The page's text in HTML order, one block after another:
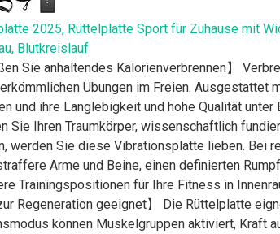
2025, Rüttelplatte Sport für Zuhause mit
Blutkreislauf
Sie anhaltendes Kalorienverbrennen】
Übungen im Freien.
und ihre Langlebigkeit und hohe Qualität
Sie Ihren Traumkörper, wissenschaftlich
werden Sie diese Vibrationsplatte lieben. Bei
Arme und Beine, einen definierten
Trainingspositionen für Ihre Fitness in
zur Regeneration geeignet】 Die Rüttelplatte
können Muskelgruppen aktiviert, Kraft